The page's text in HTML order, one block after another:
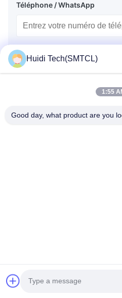
Téléphone / WhatsApp
Nom
Vous pouvez télécharger jusqu'à 5
Huidi Tech(SMTCL)
1:55
Good day, what product are you